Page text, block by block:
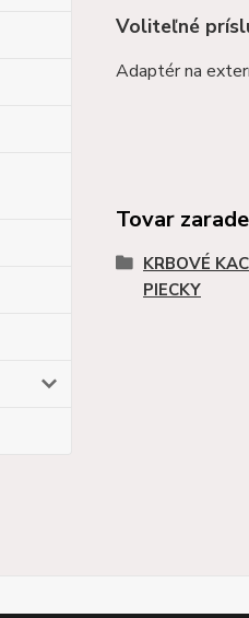
Voliteľné
Adaptér na
Tovar
KRBOVÉ
PIECKY